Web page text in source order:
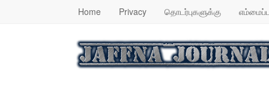
Home Privacy தொடர்புகளுக்கு